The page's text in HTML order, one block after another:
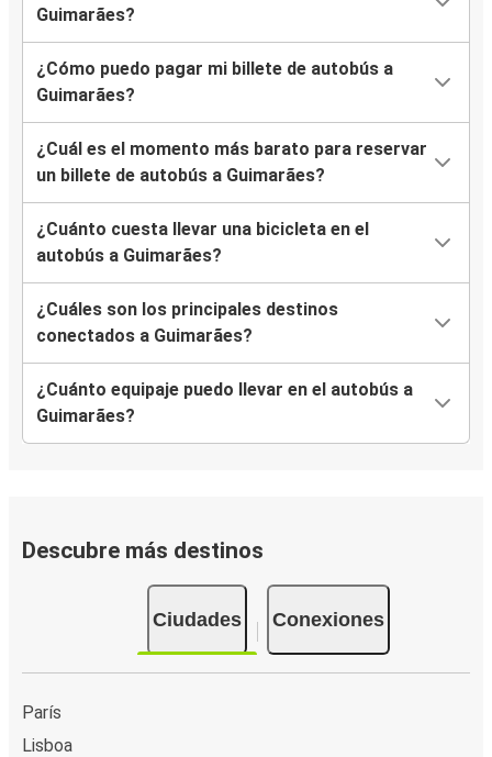
Guimarães
Braganza
Guimarães
Verín
Lila
Sevilla
Versalles
Verín
Versalles
Guimarães
Sevilla
Santiago de Compostela
Guimarães?
¿Cómo puedo pagar mi billete de autobús a
Guimarães?
¿Cuál es el momento más barato para reservar
un billete de autobús a Guimarães?
¿Cuánto cuesta llevar una bicicleta en el
autobús a Guimarães?
¿Cuáles son los principales destinos
conectados a Guimarães?
¿Cuánto equipaje puedo llevar en el autobús a
Guimarães?
Descubre más destinos
Ciudades Conexiones
París
Lisboa